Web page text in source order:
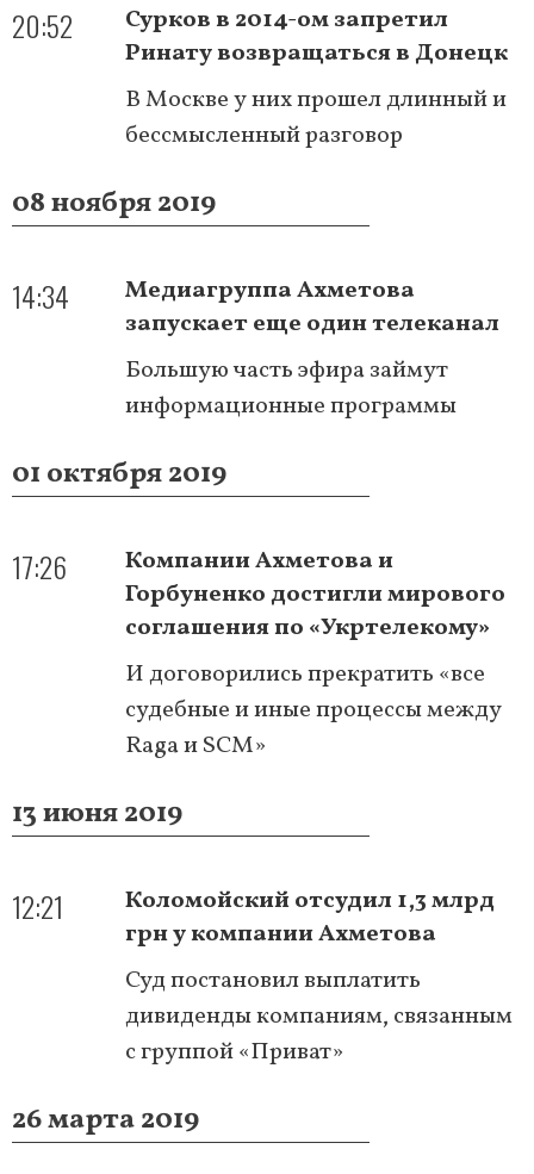
20:52
Сурков в 2014-ом запретил
Ринату возвращаться в Донецк
В Москве у них прошел длинный и
бессмысленный разговор
08 ноября 2019
14:34
Медиагруппа Ахметова
запускает еще один телеканал
Большую часть эфира займут
информационные программы
01 октября 2019
17:26
Компании Ахметова и
Горбуненко достигли мирового
соглашения по «Укртелекому»
И договорились прекратить «все
судебные и иные процессы между
Raga и SCM»
13 июня 2019
12:21
Коломойский отсудил 1,3 млрд
грн у компании Ахметова
Суд постановил выплатить
дивиденды компаниям, связанным
с группой «Приват»
26 марта 2019